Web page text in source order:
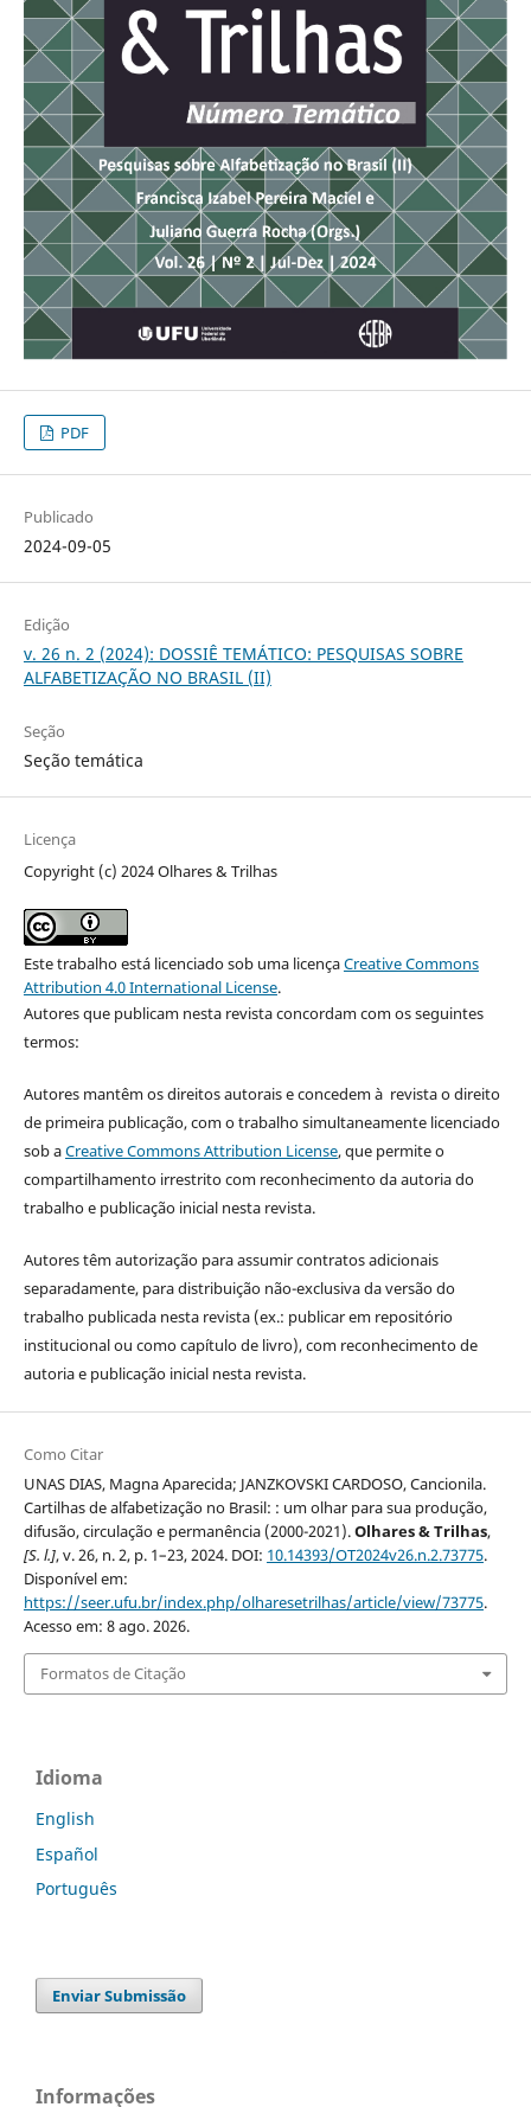
PDF
Publicado
2024-09-05
Edição
v. 26 n. 2 (2024): DOSSIÊ TEMÁTICO: PESQUISAS SOBRE
ALFABETIZAÇÃO NO BRASIL (II)
Seção
Seção temática
Licença
Copyright (c) 2024 Olhares & Trilhas
Este trabalho está licenciado sob uma licençaCreative Commons
Attribution 4.0 International License.
Autores que publicam nesta revista concordam com os seguintes
termos:
Autores mantêm os direitos autorais e concedem à revista o direito
de primeira publicação, com o trabalho simultaneamente licenciado
sob aCreative Commons Attribution License, que permite o
compartilhamento irrestrito com reconhecimento da autoria do
trabalho e publicação inicial nesta revista.
Autores têm autorização para assumir contratos adicionais
separadamente, para distribuição não-exclusiva da versão do
trabalho publicada nesta revista (ex.: publicar em repositório
institucional ou como capítulo de livro), com reconhecimento de
autoria e publicação inicial nesta revista.
Como Citar
UNAS DIAS, Magna Aparecida; JANZKOVSKI CARDOSO, Cancionila.
Cartilhas de alfabetização no Brasil: : um olhar para sua produção,
difusão, circulação e permanência (2000-2021).Olhares & Trilhas,
[S. l.], v. 26, n. 2, p. 1–23, 2024. DOI: 10.14393/OT2024v26.n.2.73775.
Disponível em:
https://seer.ufu.br/index.php/olharesetrilhas/article/view/73775.
Acesso em: 8 ago. 2026.
Formatos de Citação
Idioma
English
Español
Português
Enviar Submissão
Informações